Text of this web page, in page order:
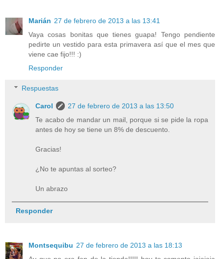
Marián 27 de febrero de 2013 a las 13:41
Vaya cosas bonitas que tienes guapa! Tengo pendiente
pedirte un vestido para esta primavera así que el mes que
viene cae fijo!!! :)
Responder
Respuestas
Carol
27 de febrero de 2013 a las 13:50
Te acabo de mandar un mail, porque si se pide la ropa
antes de hoy se tiene un 8% de descuento.
Gracias!
¿No te apuntas al sorteo?
Un abrazo
Responder
Montsequibu 27 de febrero de 2013 a las 18:13